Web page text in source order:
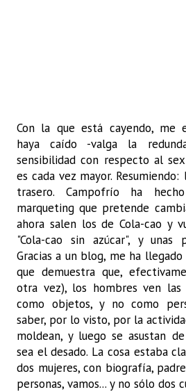
Con la que está cayendo, me
haya caído -valga la
sensibilidad con respecto al
es cada vez mayor.
trasero. Campofrío ha
marqueting que pretende
ahora salen los de Cola-cao y
"Cola-cao sin azúcar", y unas
Gracias a un blog, me ha
que demuestra que,
otra vez), los hombres ven
como objetos, y no como
saber, por lo visto, por la
moldean, y luego se asustan
sea el desado. La cosa estaba
dos mujeres, con biografía,
personas, vamos... y no sólo dos